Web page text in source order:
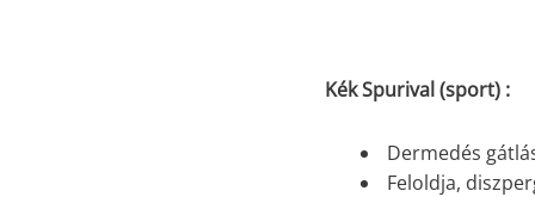
Kék Spurival (sport) :
Dermedés
Feloldja,